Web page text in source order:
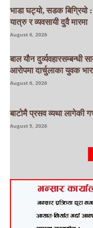
भाडा घट्यो, सडक
यात्रु र व्यवसायी दुवै मारमा
August 6, 2026
बाल यौन दुर्व्यवहारसम्बन्धी
आरोपमा दार्चुलाका युवक
August 6, 2026
बाटाेमै प्रसव व्यथा लागेकी
August 5, 2026